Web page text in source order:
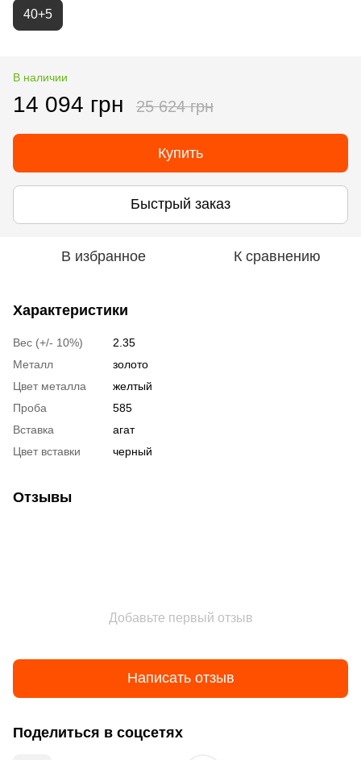
40+5
В наличии
14 094 грн 25 624 грн
Купить
Быстрый заказ
В избранное К сравнению
Характеристики
Вес (+/- 10%)
2.35
Металл
золото
Цвет металла
желтый
Проба
585
Вставка
агат
Цвет вставки
черный
Отзывы
Добавьте первый отзыв
Написать отзыв
Поделиться в соцсетях